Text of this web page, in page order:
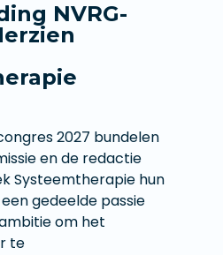
NVRG-
2027 bundelen
en de redactie
Systeemtherapie hun
gedeelde passie
om het
te